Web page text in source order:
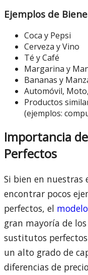
Ejemplos de
Coca y Pepsi
Cerveza y Vino
Té y Café
Margarina y
Bananas y
Automóvil,
Productos
(ejemplos:
Importancia
Perfectos
Si bien en nuestras
encontrar pocos
perfectos, el modelo
gran mayoría de
sustitutos
un alto grado de
diferencias de